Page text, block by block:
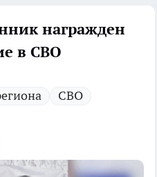
награжден
в СВО
СВО